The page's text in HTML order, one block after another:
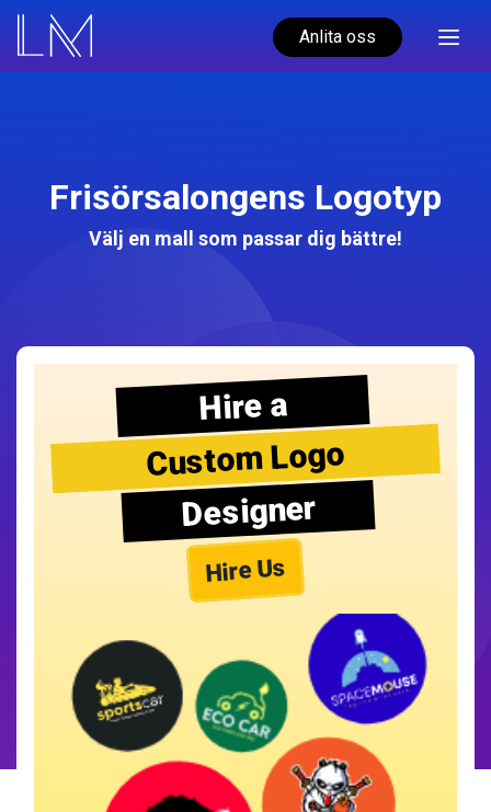
Anlita oss
Frisörsalongens Logotyp
Välj en mall som passar dig bättre!
Hire a
Custom Logo
Designer
Hire Us